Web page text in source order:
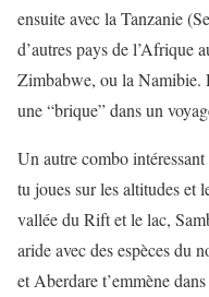
ensuite avec la Tanzanie
d’autres pays de l’Afrique
Zimbabwe, ou la Namibie.
une “brique” dans un
Un autre combo
tu joues sur les altitudes et
vallée du Rift et le lac,
aride avec des espèces du
et Aberdare t’emmène